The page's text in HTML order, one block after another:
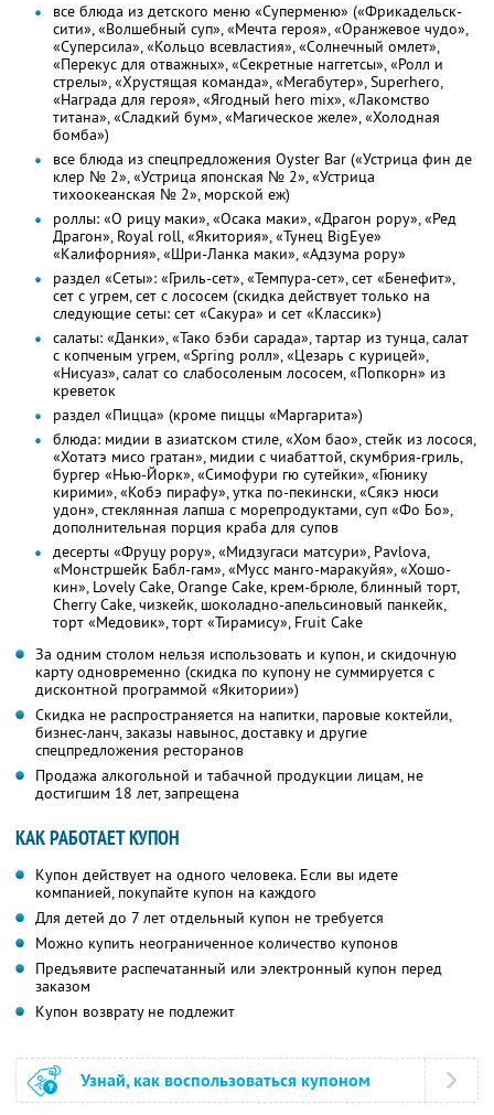
все блюда из детского меню «Суперменю» («Фрикадельск-
сити», «Волшебный суп», «Мечта героя», «Оранжевое чудо»,
«Суперсила», «Кольцо всевластия», «Солнечный омлет»,
«Перекус для отважных», «Секретные наггетсы», «Ролл и
стрелы», «Хрустящая команда», «Мегабутер», Superhero,
«Награда для героя», «Ягодный hero mix», «Лакомство
титана», «Сладкий бум», «Магическое желе», «Холодная
бомба»)
все блюда из спецпредложения Oyster Bar («Устрица фин де
клер № 2», «Устрица японская № 2», «Устрица
тихоокеанская № 2», морской еж)
роллы: «О рицу маки», «Осака маки», «Драгон рору», «Ред
Драгон», Royal roll, «Якитория», «Тунец BigEye»
«Калифорния», «Шри-Ланка маки», «Адзума рору»
раздел «Сеты»: «Гриль-сет», «Темпура-сет», сет «Бенефит»,
сет с угрем, сет с лососем (скидка действует только на
следующие сеты: сет «Сакура» и сет «Классик»)
салаты: «Данки», «Тако бэби сарада», тартар из тунца, салат
с копченым угрем, «Spring ролл», «Цезарь с курицей»,
«Нисуаз», салат со слабосоленым лососем, «Попкорн» из
креветок
раздел «Пицца» (кроме пиццы «Маргарита»)
блюда: мидии в азиатском стиле, «Хом бао», стейк из лосося,
«Хотатэ мисо гратан», мидии с чиабаттой, скумбрия-гриль,
бургер «Нью-Йорк», «Симофури гю сутейки», «Гюнику
кирими», «Кобэ пирафу», утка по-пекински, «Сякэ нюси
удон», стеклянная лапша с морепродуктами, суп «Фо Бо»,
дополнительная порция краба для супов
десерты «Фруцу рору», «Мидзугаси матсури», Pavlova,
«Монстршейк Бабл-гам», «Мусс манго-маракуйя», «Хошо-
кин», Lovely Cake, Orange Cake, крем-брюле, блинный торт,
Cherry Cake, чизкейк, шоколадно-апельсиновый панкейк,
торт «Медовик», торт «Тирамису», Fruit Cake
За одним столом нельзя использовать и купон, и скидочную
карту одновременно (скидка по купону не суммируется с
дисконтной программой «Якитории»)
Скидка не распространяется на напитки, паровые коктейли,
бизнес-ланч, заказы навынос, доставку и другие
спецпредложения ресторанов
Продажа алкогольной и табачной продукции лицам, не
достигшим 18 лет, запрещена
КАК РАБОТАЕТ КУПОН
Купон действует на одного человека. Если вы идете
компанией, покупайте купон на каждого
Для детей до 7 лет отдельный купон не требуется
Можно купить неограниченное количество купонов
Предъявите распечатанный или электронный купон перед
заказом
Купон возврату не подлежит
Узнай, как воспользоваться купоном